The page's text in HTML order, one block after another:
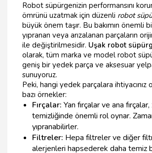
Robot süpürgenizin performansını
ömrünü uzatmak için düzenli robot
büyük önem taşır. Bu bakımın önemli
yıpranan veya arızalanan parçaların
ile değiştirilmesidir. Uşak robot
olarak, tüm marka ve model robot
geniş bir yedek parça ve aksesuar
sunuyoruz.
Peki, hangi yedek parçalara ihtiyacınız
bazı örnekler:
Fırçalar: Yan fırçalar ve ana
temizliğinde önemli rol oynar.
yıpranabilirler.
Filtreler: Hepa filtreler ve diğer
alerjenleri hapsederek daha temiz